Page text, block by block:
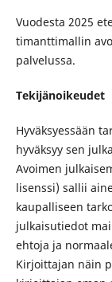
Vuodesta 2025
timanttimallin
palvelussa.
Tekijänoikeudet
Hyväksyessään
hyväksyy sen
Avoimen
lisenssi) sallii
kaupalliseen
julkaisutiedot
ehtoja ja
Kirjoittajan näin